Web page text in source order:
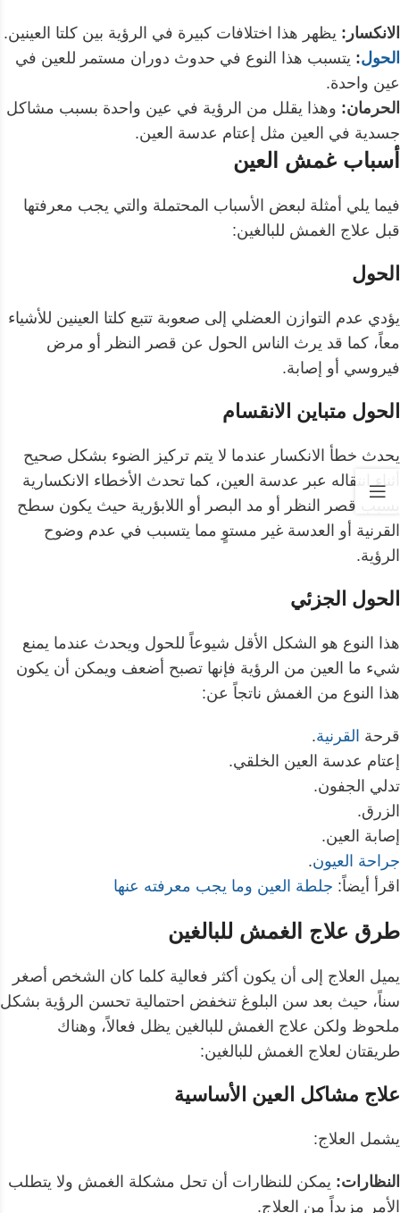
الانكسار: يظهر هذا اختلافات كبيرة في الرؤية بين كلتا العينين.
الحول: يتسبب هذا النوع في حدوث دوران مستمر للعين في
عين واحدة.
الحرمان: وهذا يقلل من الرؤية في عين واحدة بسبب مشاكل
جسدية في العين مثل إعتام عدسة العين.
أسباب غمش العين
فيما يلي أمثلة لبعض الأسباب المحتملة والتي يجب معرفتها
قبل علاج الغمش للبالغين:
الحول
يؤدي عدم التوازن العضلي إلى صعوبة تتبع كلتا العينين للأشياء
معاً، كما قد يرث الناس الحول عن قصر النظر أو مرض
فيروسي أو إصابة.
الحول متباين الانقسام
يحدث خطأ الانكسار عندما لا يتم تركيز الضوء بشكل صحيح
أثناء انتقاله عبر عدسة العين، كما تحدث الأخطاء الانكسارية
بسبب قصر النظر أو مد البصر أو اللابؤرية حيث يكون سطح
القرنية أو العدسة غير مستوٍ مما يتسبب في عدم وضوح
الرؤية.
الحول الجزئي
هذا النوع هو الشكل الأقل شيوعاً للحول ويحدث عندما يمنع
شيء ما العين من الرؤية فإنها تصبح أضعف ويمكن أن يكون
هذا النوع من الغمش ناتجاً عن:
قرحة القرنية.
إعتام عدسة العين الخلقي.
تدلي الجفون.
الزرق.
إصابة العين.
جراحة العيون.
اقرأ أيضاً: جلطة العين وما يجب معرفته عنها
طرق علاج الغمش للبالغين
يميل العلاج إلى أن يكون أكثر فعالية كلما كان الشخص أصغر
سناً، حيث بعد سن البلوغ تنخفض احتمالية تحسن الرؤية بشكل
ملحوظ ولكن علاج الغمش للبالغين يظل فعالاً، وهناك
طريقتان لعلاج الغمش للبالغين:
علاج مشاكل العين الأساسية
يشمل العلاج:
النظارات: يمكن للنظارات أن تحل مشكلة الغمش ولا يتطلب
الأمر مزيداً من العلاج.